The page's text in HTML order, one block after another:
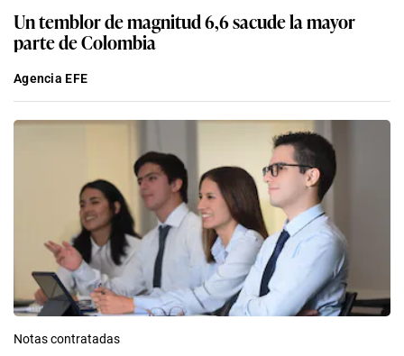
Un temblor de magnitud 6,6 sacude la mayor
parte de Colombia
Agencia EFE
Notas contratadas